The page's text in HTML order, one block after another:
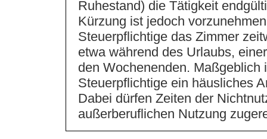
Ruhestand) die Tätigkeit
Kürzung ist jedoch
Steuerpflichtige das Zimmer
etwa während des Urlaubs,
den Wochenenden. Maßgeblich
Steuerpflichtige ein häusliches
Dabei dürfen Zeiten der
außerberuflichen Nutzung